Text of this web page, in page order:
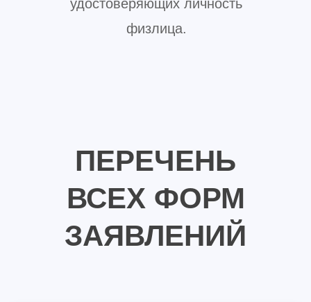
удостоверяющих личность
физлица.
ПЕРЕЧЕНЬ
ВСЕХ ФОРМ
ЗАЯВЛЕНИЙ